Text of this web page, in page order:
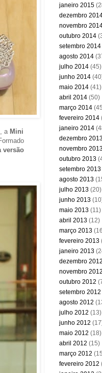
a Mini
versão
janeiro 2015
dezembro
novembro
outubro 2014
setembro 2014
agosto 2014
julho 2014 (45)
junho 2014
maio 2014 (41)
abril 2014 (50)
março 2014
fevereiro 2014
janeiro 2014
dezembro
novembro
outubro 2013
setembro 2013
agosto 2013
julho 2013 (20)
junho 2013
maio 2013 (11)
abril 2013 (12)
março 2013
fevereiro 2013
janeiro 2013
dezembro 2012
novembro 2012
outubro 2012
setembro 2012
agosto 2012
julho 2012 (13)
junho 2012
maio 2012 (18)
abril 2012 (15)
março 2012
fevereiro 2012